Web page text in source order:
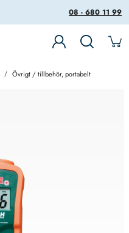
08 - 680 11 99
Övrigt / tillbehör, portabelt